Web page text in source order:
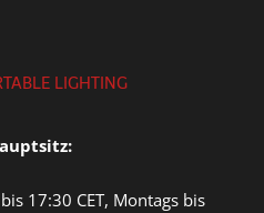
LIGHTING
17:30 CET, Montags bis